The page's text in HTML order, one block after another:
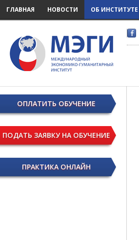
ГЛАВНАЯ НОВОСТИ ОБ ИНСТИТУТЕ
ОПЛАТИТЬ ОБУЧЕНИЕ
ПОДАТЬ ЗАЯВКУ НА ОБУЧЕНИЕ
ПРАКТИКА ОНЛАЙН